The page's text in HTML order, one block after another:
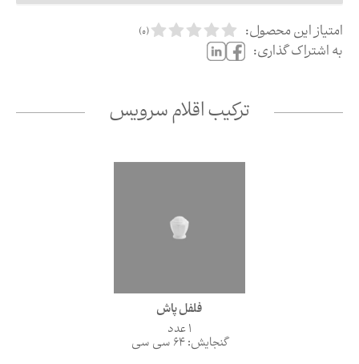
امتیاز این محصول:
(
0
)
به اشتراک گذاری:
ترکیب اقلام سرویس
فلفل پاش
1 عدد
گنجایش: 64 سی سی